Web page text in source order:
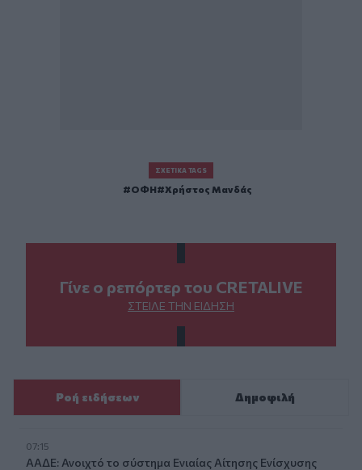
ΣΧΕΤΙΚΆ TAGS
ΟΦΗ Χρήστος Μανδάς
Γίνε ο ρεπόρτερ του CRETALIVE
ΣΤΕΊΛΕ ΤΗΝ ΕΊΔΗΣΗ
Ροή ειδήσεων Δημοφιλή
07:15
ΑΑΔΕ: Ανοιχτό το σύστημα Ενιαίας Αίτησης Ενίσχυσης